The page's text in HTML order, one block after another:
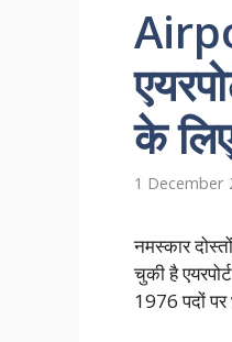
के
1 December
नमस्कार
चुकी है
1976 पदों